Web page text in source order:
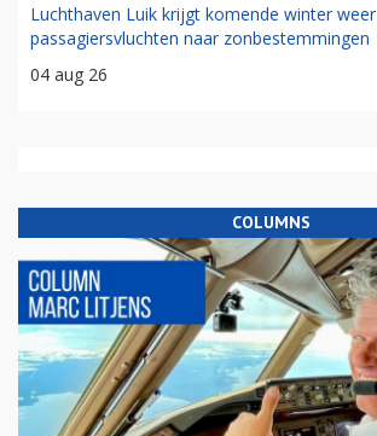
Luchthaven Luik krijgt komende winter weer
passagiersvluchten naar zonbestemmingen
04 aug 26
COLUMNS